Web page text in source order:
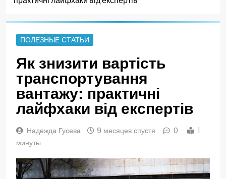
ПОЛЕЗНЫЕ СТАТЬИ
Як знизити вартість
транспортування
вантажу: практичні
лайфхаки від експертів
Надежда Гусева 9 месяцев спустя 0
1
минуты